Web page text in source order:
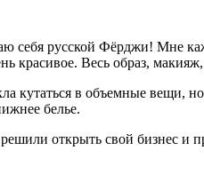
себя русской Фёрджи! Мне
красивое. Весь образ,
кутаться в объемные вещи,
белье.
открыть свой бизнес и